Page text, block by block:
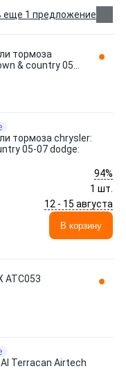
еще 1 предложение
тормоза
& country 05-
AIRTEX
тормоза chrysler:
05-07 dodge:
94%
1 шт.
12 - 15 августа
В корзину
ATC053
Terracan Airtech